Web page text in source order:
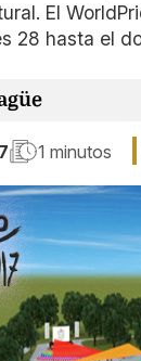
El
28 hasta el
1 minutos